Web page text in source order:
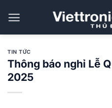
qua
TIN TỨC
Thông báo nghỉ Lễ
2025